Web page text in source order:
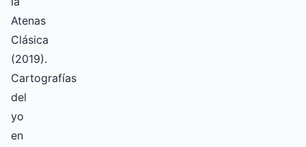
Atenas
Clásica
(2019).
Cartografías
del
yo
en